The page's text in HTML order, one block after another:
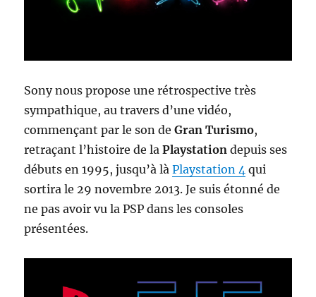
Sony nous propose une rétrospective très
sympathique, au travers d’une vidéo,
commençant par le son deGran Turismo,
retraçant l’histoire de laPlaystationdepuis ses
débuts en 1995, jusqu’à làPlaystation 4 qui
sortira le 29 novembre 2013. Je suis étonné de
ne pas avoir vu la PSP dans les consoles
présentées.